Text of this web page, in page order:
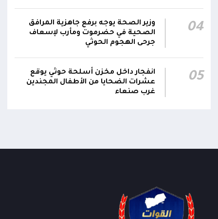
والاستقرار
23:05
جدد #المكتب_السياسي تمسكه بمواصلة النضال
واستعادة العاصمة صنعاء وإنهاء الانقلاب
04
وزير الصحة يوجه برفع جاهزية المرافق
الصحية في حضرموت ومأرب لإسعاف
جرحى الهجوم الحوثي
05
انفجار داخل مخزن أسلحة حوثي يوقع
عشرات الضحايا من الأطفال المجندين
غرب صنعاء